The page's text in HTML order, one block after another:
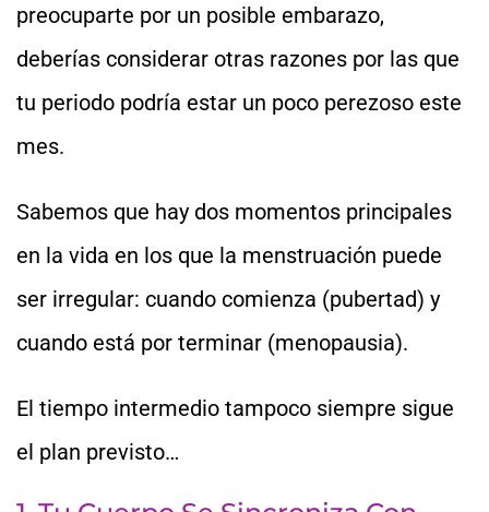
preocuparte por un posible embarazo,
deberías considerar otras razones por las que
tu periodo podría estar un poco perezoso este
mes.
Sabemos que hay dos momentos principales
en la vida en los que la menstruación puede
ser irregular: cuando comienza (pubertad) y
cuando está por terminar (menopausia).
El tiempo intermedio tampoco siempre sigue
el plan previsto…